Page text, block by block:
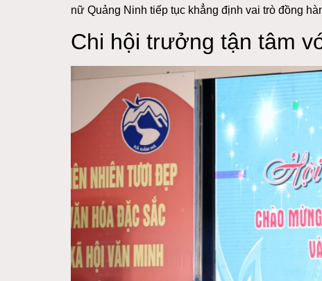
nữ Quảng Ninh tiếp tục khẳng định vai trò đồng
Chi hội trưởng tận tâm